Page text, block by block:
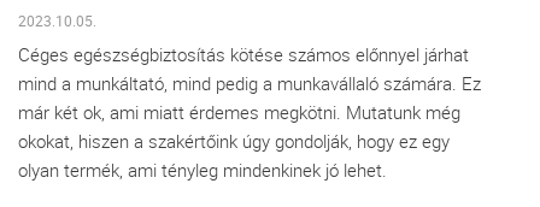
2023.10.05.
Céges egészségbiztosítás kötése számos előnnyel járhat
mind a munkáltató, mind pedig a munkavállaló számára. Ez
már két ok, ami miatt érdemes megkötni. Mutatunk még
okokat, hiszen a szakértőink úgy gondolják, hogy ez egy
olyan termék, ami tényleg mindenkinek jó lehet.